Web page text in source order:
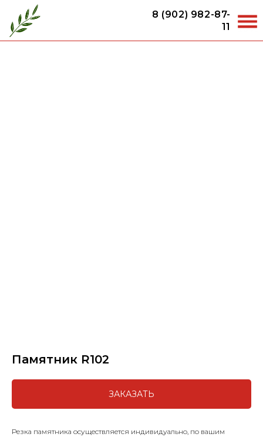
8 (902) 982-87-
11
Памятник R102
ЗАКАЗАТЬ
Резка памятника осуществляется индивидуально, по вашим